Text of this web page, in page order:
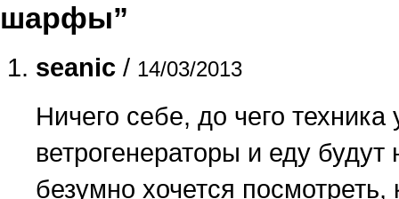
шарфы”
seanic / 14/03/2013
Ничего себе, до чего
ветрогенераторы и еду
безумно хочется